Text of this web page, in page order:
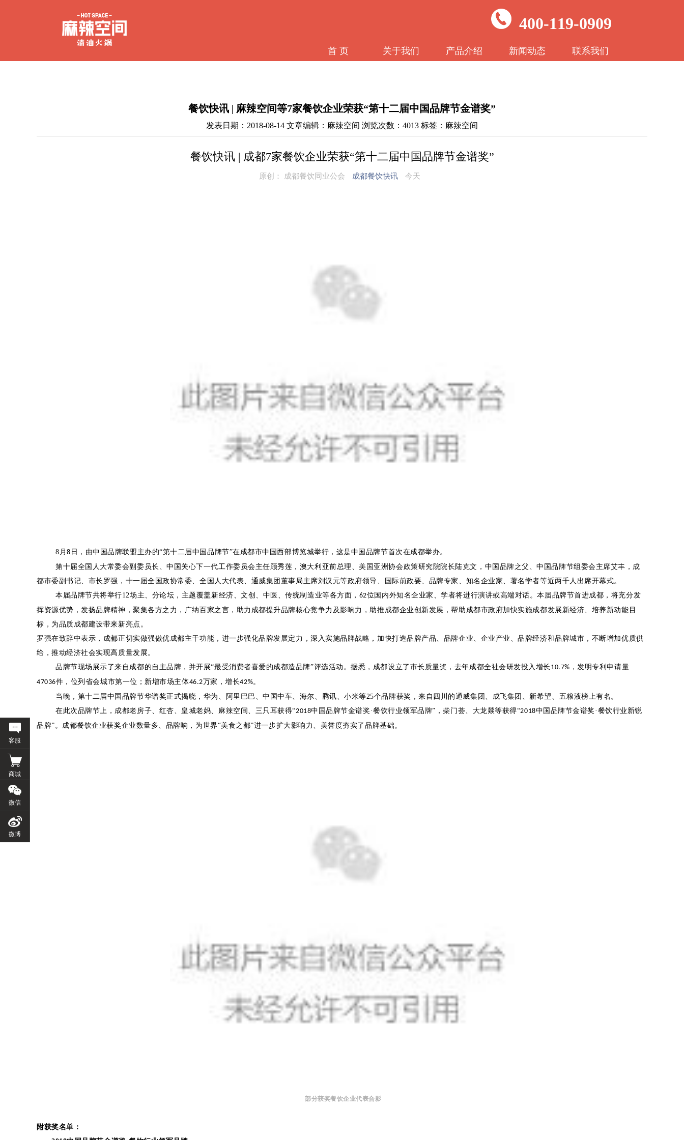
首 页 关于我们 产品介绍 新闻动态 联系我们
400-119-0909
餐饮快讯 | 麻辣空间等7家餐饮企业荣获“第十二届中国品牌节金谱奖”
发表日期：2018-08-14 文章编辑：麻辣空间 浏览次数：4013 标签：麻辣空间
餐饮快讯 | 成都7家餐饮企业荣获“第十二届中国品牌节金谱奖”
原创： 成都餐饮同业公会 成都餐饮快讯 今天
8月8 日，由中国品牌联盟主办的“第十二届中国品牌节”在成都市中国西部博览城举行，这是中国品牌节首次在成都举办。
第十届全国人大常委会副委员长、中国关心下一代工作委员会主任顾秀莲，澳大利亚前总理、美国亚洲协会政策研究院院长陆克文，中国品牌之父、中国品牌节组委会主席艾丰，成
都市委副书记、市长罗强，十一届全国政协常委、全国人大代表、通威集团董事局主席刘汉元等政府领导、国际前政要、品牌专家、知名企业家、著名学者等近两千人出席开幕式。
本届品牌节共将举行12场主、分论坛，主题覆盖新经济、文创、中医、传统制造业等各方面， 62位国内外知名企业家、学者将进行演讲或高端对话。本届品牌节首进成都，将充分发
挥资源优势，发扬品牌精神，聚集各方之力，广纳百家之言，助力成都提升品牌核心竞争力及影响力，助推成都企业创新发展，帮助成都市政府加快实施成都发展新经济、培养新动能目
标，为品质成都建设带来新亮点。
罗强在致辞中表示，成都正切实做强做优成都主干功能，进一步强化品牌发展定力，深入实施品牌战略，加快打造品牌产品、品牌企业、企业产业、品牌经济和品牌城市，不断增加优质供
给，推动经济社会实现高质量发展。
品牌节现场展示了来自成都的自主品牌，并开展“最受消费者喜爱的成都造品牌”评选活动。据悉，成都设立了市长质量奖，去年成都全社会研发投入增长 10.7% ，发明专利申请量
47036件，位列省会城市第一位；新增市场主体46.2万家，增长42%。
当晚，第十二届中国品牌节华谱奖正式揭晓，华为、阿里巴巴、中国中车、海尔、腾讯、小米等25个品牌获奖，来自四川的通威集团、成飞集团、新希望、五粮液榜上有名。
在此次品牌节上，成都老房子、红杏、皇城老妈、麻辣空间、三只耳获得“2018中国品牌节金谱奖·餐饮行业领军品牌”，柴门荟、大龙燚等获得“2018中国品牌节金谱奖 · 餐饮行业新锐
品牌”。成都餐饮企业获奖企业数量多、品牌响，为世界“美食之都”进一步扩大影响力、美誉度夯实了品牌基础。
部分获奖餐饮企业代表合影
附获奖名单：
客服
商城
微信
微博